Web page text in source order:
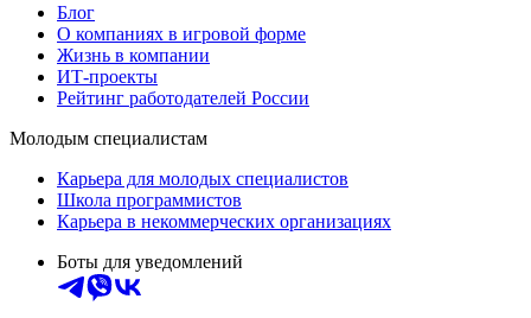
Блог
О компаниях в игровой форме
Жизнь в компании
ИТ-проекты
Рейтинг работодателей России
Молодым специалистам
Карьера для молодых специалистов
Школа программистов
Карьера в некоммерческих организациях
Боты для уведомлений